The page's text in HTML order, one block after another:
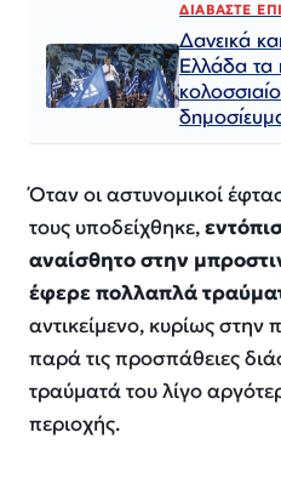
ΔΙΑΒΑΣΤΕ
Δανεικά
Ελλάδα τα
Όταν οι αστυνομικοί
τους υποδείχθηκε,
αναίσθητο στην
έφερε πολλαπλά
αντικείμενο, κυρίως
παρά τις προσπάθειες
τραύματά του λίγο
περιοχής.